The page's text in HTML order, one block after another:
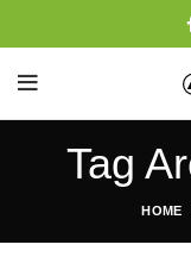
Tag
HOME